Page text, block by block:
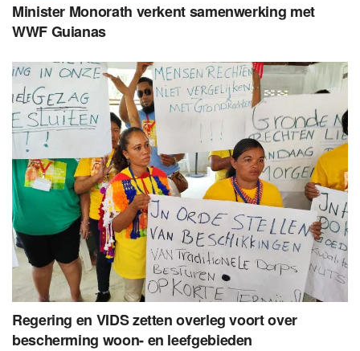
Minister Monorath verkent samenwerking met
WWF Guianas
Regering en VIDS zetten overleg voort over
bescherming woon- en leefgebieden